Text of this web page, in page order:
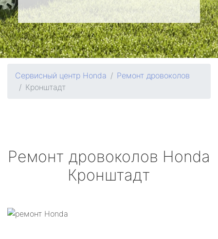
Сервисный центр Honda
Ремонт дровоколов
Кронштадт
Ремонт дровоколов Honda
Кронштадт